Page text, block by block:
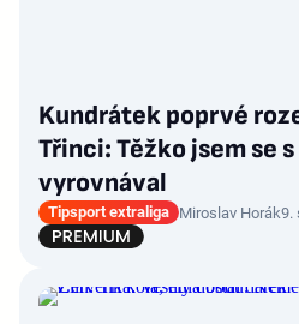
Kundrátek poprvé
Třinci: Těžko jsem se
vyrovnával
Tipsport extraliga Miroslav Horák9.